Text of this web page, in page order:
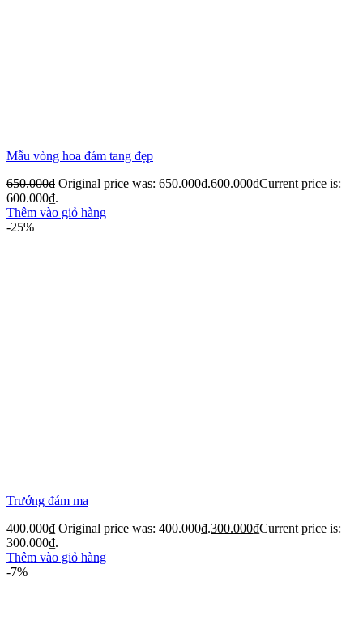
Mẫu vòng hoa đám tang đẹp
650.000₫ Original price was: 650.000₫.600.000₫Current price is:
600.000₫.
Thêm vào giỏ hàng
-25%
Trướng đám ma
400.000₫ Original price was: 400.000₫.300.000₫Current price is:
300.000₫.
Thêm vào giỏ hàng
-7%